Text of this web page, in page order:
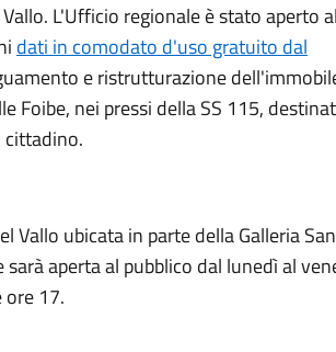
L'Ufficio regionale è stato aperto al
dati in comodato d'uso gratuito dal
e ristrutturazione
Foibe, nei pressi della SS 115,
cittadino.
Vallo ubicata in parte della Galleria
aperta al pubblico dal lunedì al
ore 17.